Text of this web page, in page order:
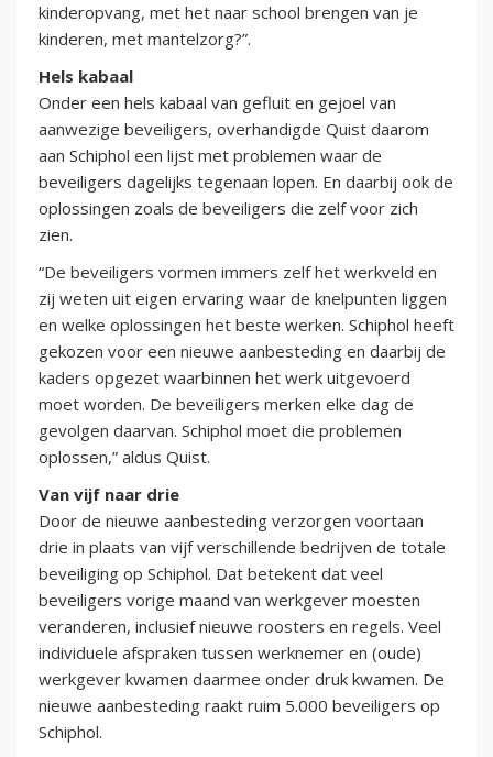
kinderopvang, met het naar school brengen van je
kinderen, met mantelzorg?”.
Hels kabaal
Onder een hels kabaal van gefluit en gejoel van
aanwezige beveiligers, overhandigde Quist daarom
aan Schiphol een lijst met problemen waar de
beveiligers dagelijks tegenaan lopen. En daarbij ook de
oplossingen zoals de beveiligers die zelf voor zich
zien.
“De beveiligers vormen immers zelf het werkveld en
zij weten uit eigen ervaring waar de knelpunten liggen
en welke oplossingen het beste werken. Schiphol heeft
gekozen voor een nieuwe aanbesteding en daarbij de
kaders opgezet waarbinnen het werk uitgevoerd
moet worden. De beveiligers merken elke dag de
gevolgen daarvan. Schiphol moet die problemen
oplossen,” aldus Quist.
Van vijf naar drie
Door de nieuwe aanbesteding verzorgen voortaan
drie in plaats van vijf verschillende bedrijven de totale
beveiliging op Schiphol. Dat betekent dat veel
beveiligers vorige maand van werkgever moesten
veranderen, inclusief nieuwe roosters en regels. Veel
individuele afspraken tussen werknemer en (oude)
werkgever kwamen daarmee onder druk kwamen. De
nieuwe aanbesteding raakt ruim 5.000 beveiligers op
Schiphol.